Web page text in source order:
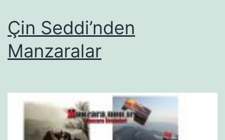
Çin Seddi’nden
Manzaralar